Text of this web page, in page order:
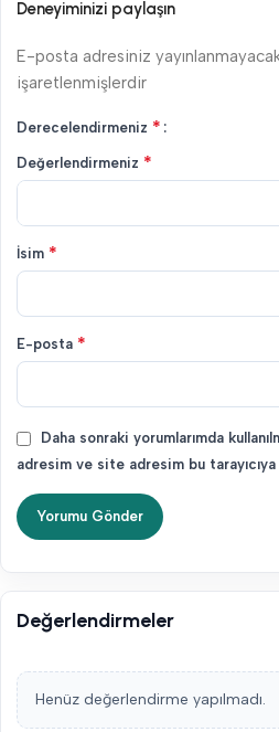
Değerlendirmeler
Henüz değerlendirme yapılmadı.
Deneyiminizi paylaşın
E-posta adresiniz
işaretlenmişlerdir
Derecelendirmeniz *
Değerlendirmeniz *
İsim *
E-posta *
Daha sonraki yorumlarımda
adresim ve site adresim bu